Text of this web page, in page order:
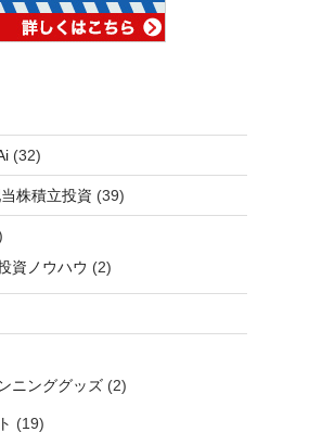
(32)
株積立投資 (39)
資ノウハウ (2)
ニンググッズ(2)
(19)